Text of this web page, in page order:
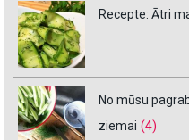
Recepte: Ātri
No mūsu
ziemai (4)